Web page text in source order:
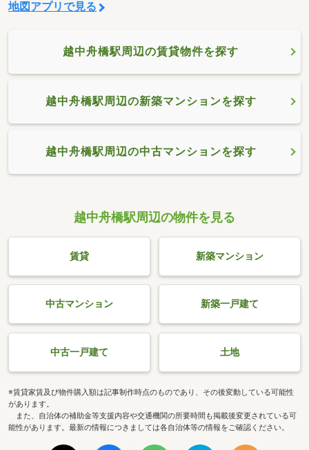
地図アプリで見る
越中舟橋駅周辺の賃貸物件を探す
越中舟橋駅周辺の新築マンションを探す
越中舟橋駅周辺の中古マンションを探す
越中舟橋駅周辺の物件を見る
賃貸 新築マンション
中古マンション 新築一戸建て
中古一戸建て 土地
※賃貸家賃及び物件購入額は記事制作時点のものであり、その後変動している可能性
があります。
また、自治体の補助金等支援内容や交通機関の所要時間も掲載後変更されている可
能性があります。最新の情報につきましては各自治体等の情報をご確認ください。